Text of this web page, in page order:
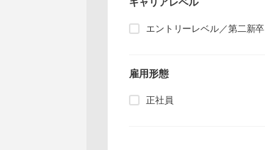
エントリーレベル／第二新卒
雇用形態
正社員